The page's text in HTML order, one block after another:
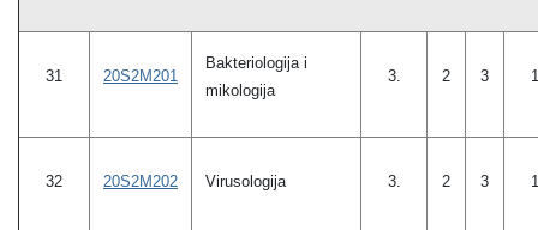
31 20S2M201
Bakteriologija i
mikologija
3. 2 3 1
32 20S2M202 Virusologija 3. 2 3 1